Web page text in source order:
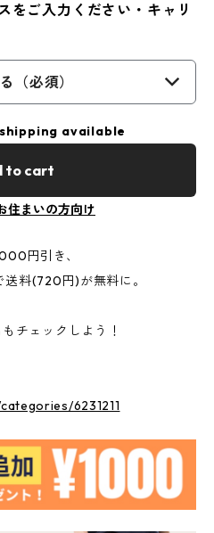
をご入力ください・キャリ
（必須）
available
to cart
住まいの方向け
円引き、
料(720円)が無料に。
チェックしよう！
6231211